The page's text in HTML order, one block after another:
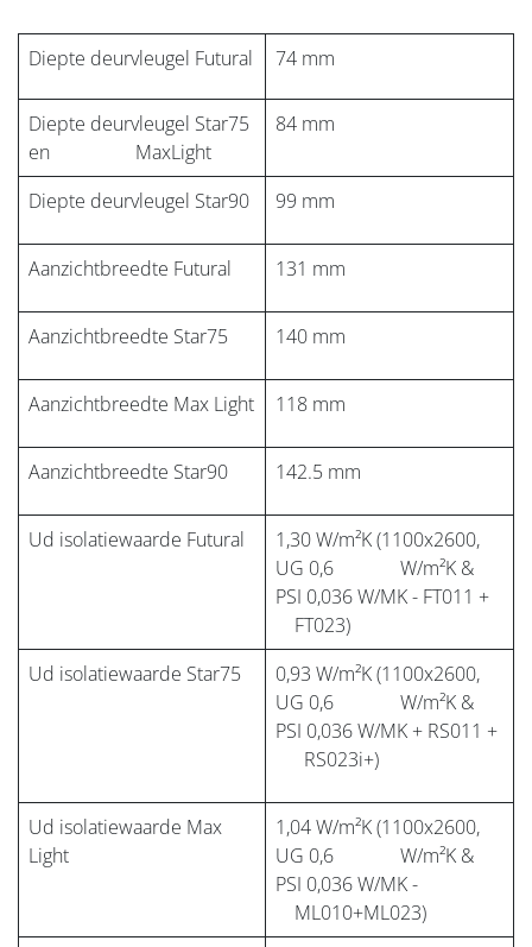
Diepte deurvleugel Futural 74 mm
Diepte deurvleugel Star75
en MaxLight
84 mm
Diepte deurvleugel Star90 99 mm
Aanzichtbreedte Futural 131 mm
Aanzichtbreedte Star75 140 mm
Aanzichtbreedte Max Light 118 mm
Aanzichtbreedte Star90 142.5 mm
Ud isolatiewaarde Futural
1,30 W/m²K (1100x2600,
UG 0,6 W/m²K &
PSI 0,036 W/MK - FT011 +
FT023)
Ud isolatiewaarde Star75
0,93 W/m²K (1100x2600,
UG 0,6 W/m²K &
PSI 0,036 W/MK + RS011 +
RS023i+)
Ud isolatiewaarde Max
Light
1,04 W/m²K (1100x2600,
UG 0,6 W/m²K &
PSI 0,036 W/MK -
ML010+ML023)